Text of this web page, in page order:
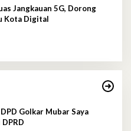
Jangkauan 5G, Dorong
Kota Digital
Golkar Mubar Saya